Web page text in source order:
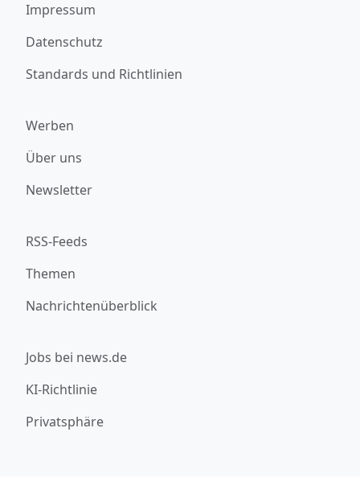
Impressum
Datenschutz
Standards und Richtlinien
Werben
Über uns
Newsletter
RSS-Feeds
Themen
Nachrichtenüberblick
Jobs bei news.de
KI-Richtlinie
Privatsphäre